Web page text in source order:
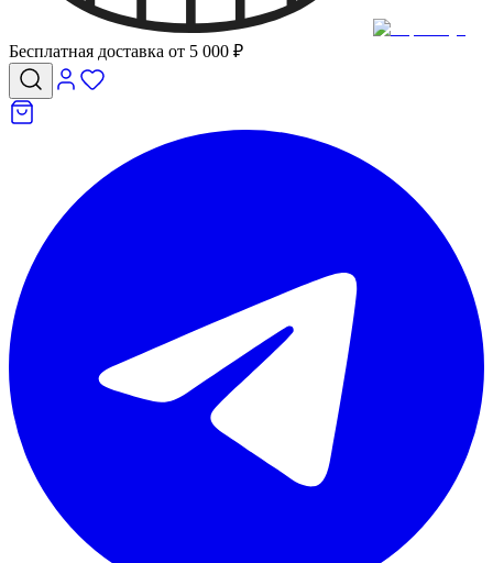
Бесплатная доставка от 5 000 ₽